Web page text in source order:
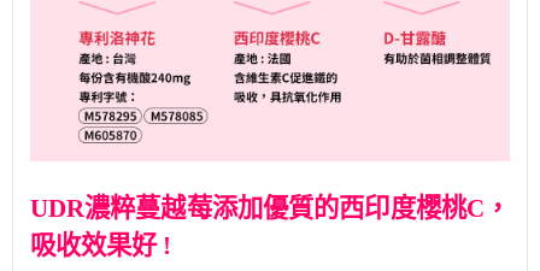
UDR濃粹蔓越莓添加優質的西印度櫻桃C ，
吸收效果好 !